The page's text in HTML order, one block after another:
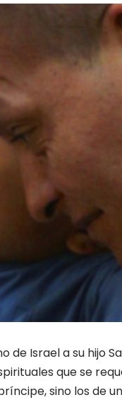
Israel a su hijo
que se
sino los de